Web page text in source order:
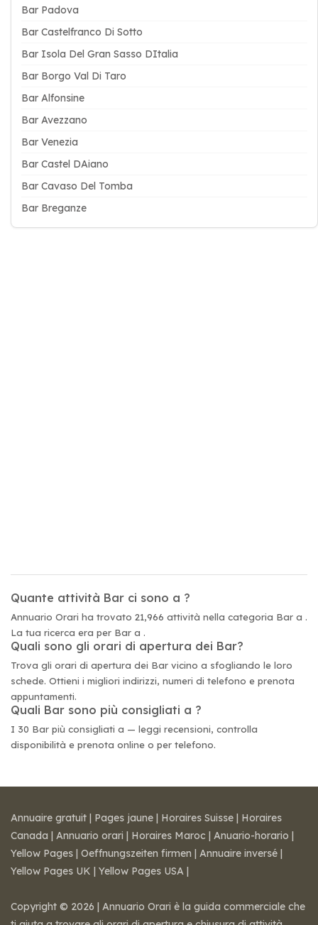
Bar Padova
Bar Castelfranco Di Sotto
Bar Isola Del Gran Sasso DItalia
Bar Borgo Val Di Taro
Bar Alfonsine
Bar Avezzano
Bar Venezia
Bar Castel DAiano
Bar Cavaso Del Tomba
Bar Breganze
Quante attività Bar ci sono a ?
Annuario Orari ha trovato 21,966 attività nella categoria Bar a .
La tua ricerca era per Bar a .
Quali sono gli orari di apertura dei Bar?
Trova gli orari di apertura dei Bar vicino a sfogliando le loro
schede. Ottieni i migliori indirizzi, numeri di telefono e prenota
appuntamenti.
Quali Bar sono più consigliati a ?
I 30 Bar più consigliati a — leggi recensioni, controlla
disponibilità e prenota online o per telefono.
Annuaire gratuit | Pages jaune | Horaires Suisse | Horaires
Canada | Annuario orari | Horaires Maroc | Anuario-horario |
Yellow Pages | Oeffnungszeiten firmen | Annuaire inversé |
Yellow Pages UK | Yellow Pages USA |
Copyright © 2026 | Annuario Orari è la guida commerciale che